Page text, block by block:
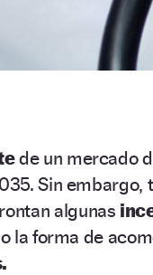
de un mercado
Sin embargo,
algunas
la forma de